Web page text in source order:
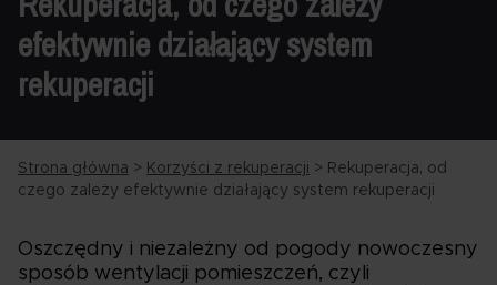
efektywnie działający system
rekuperacji
Strona główna > Korzyści z rekuperacji > Rekuperacja, od
czego zależy efektywnie działający system rekuperacji
Oszczędny i niezależny od pogody nowoczesny
sposób wentylacji pomieszczeń, czyli